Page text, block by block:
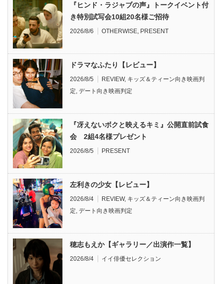
『ヒンド・ラジャブの声』トークイベント付
き特別試写会10組20名様ご招待
2026/8/6 OTHERWISE PRESENT
ドラマなふたり【レビュー】
2026/8/5 REVIEW, キッズ＆ティーン向き映画判
定 デート向き映画判定
『冴えないボクと映えるキミ』公開直前試食
会 2組4名様プレゼント
2026/8/5 PRESENT
左利きの少女【レビュー】
2026/8/4 REVIEW, キッズ＆ティーン向き映画判
定 デート向き映画判定
穂志もえか【ギャラリー／出演作一覧】
2026/8/4 イイ俳優セレクション